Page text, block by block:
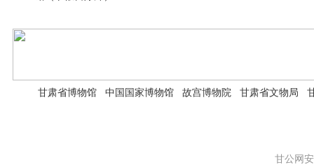
甘肃省博物馆 中国国家博物馆 故宫博物院 甘肃省文物局
甘公网